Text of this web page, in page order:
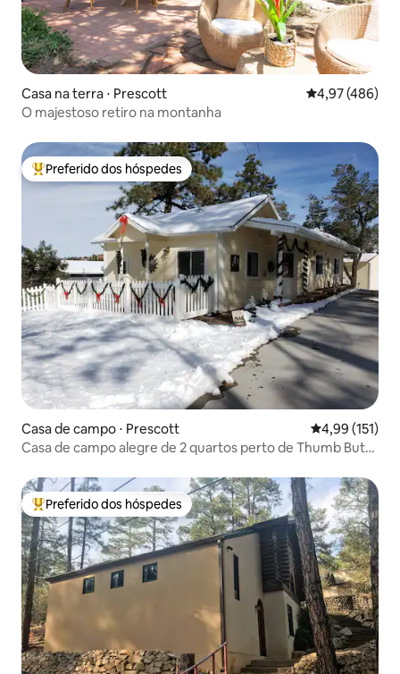
Casa na terra ⋅ Prescott 4,97 de uma
4,97 (486)
O majestoso retiro na montanha
Entre os melhores preferidos dos hóspedes
Preferido dos hóspedes
Casa de campo ⋅ Prescott 4,99 de uma
4,99 (151)
Casa de campo alegre de 2 quartos perto de Thumb Butte
Entre os melhores preferidos dos hóspedes
Preferido dos hóspedes